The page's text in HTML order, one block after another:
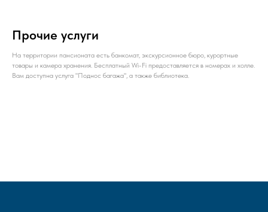
Прочие услуги
На территории пансионата есть банкомат, экскурсионное бюро, курортные
товары и камера хранения. Бесплатный Wi-Fi предоставляется в номерах и холле.
Вам доступна услуга "Поднос багажа", а также библиотека.